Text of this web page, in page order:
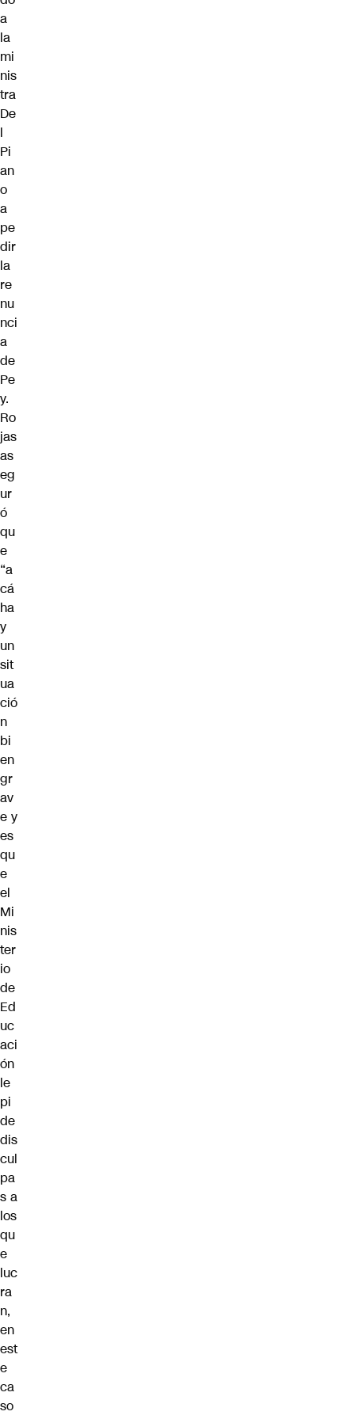
a
la
mi
nis
tra
De
l
Pi
an
o
a
pe
dir
la
re
nu
nci
a
de
Pe
y.
Ro
jas
as
eg
ur
ó
qu
e
“a
cá
ha
y
un
sit
ua
ció
n
bi
en
gr
av
e y
es
qu
e
el
Mi
nis
ter
io
de
Ed
uc
aci
ón
le
pi
de
dis
cul
pa
s a
los
qu
e
luc
ra
n,
en
est
e
ca
so